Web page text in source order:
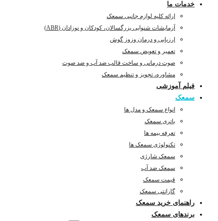
خدمات ما
ارائه کلیه لوازم جانبی سمعک
آزمایشات شنوایی بزرگسالان، کودکان و نوزادان (ABR)
ارزیابی و درمان وزوز گوش
تعمیر و تعویض سمعک
صوت درمانی و ساخت قالب ضد آب و ضد صوت
مشاوره، تجویز و تنظیم سمعک
فیلم آموزشی
سمعک
انواع سمعک و مدل ها
باتری سمعک
تعرفه بیمه ها
تکنولوژی سمعک ها
سمعک شارژی
سمعک ضد آب
قیمت سمعک
گارانتی سمعک
راهنمای خرید سمعک
برندهای سمعک